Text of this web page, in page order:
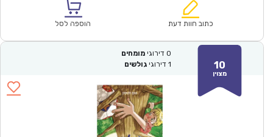
₪67.00.
הוא:
כתוב חוות דעת הוספה לסל
10
מצוין
0 דירוגי מומחים
1 דירוגי גולשים